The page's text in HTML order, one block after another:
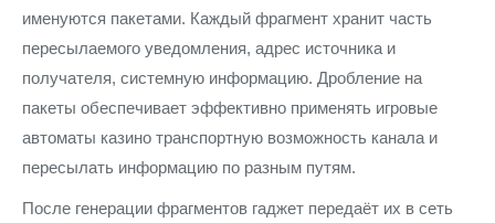
именуются пакетами. Каждый фрагмент хранит часть
пересылаемого уведомления, адрес источника и
получателя, системную информацию. Дробление на
пакеты обеспечивает эффективно применять игровые
автоматы казино транспортную возможность канала и
пересылать информацию по разным путям.
После генерации фрагментов гаджет передаёт их в сеть